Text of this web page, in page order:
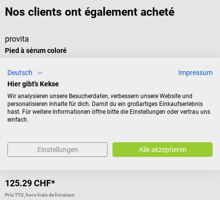
Nos clients ont également acheté
provita
Pied à sérum coloré
Tige à perfusion mobile et robuste
Couleur:Bleu outremer (RAL 5002)
125.29 CHF*
Prix TTC, hors frais de livraison
Deutsch
Impressum
Hier gibt's Kekse
Wir analysieren unsere Besucherdaten, verbessern unsere Website und
personalisieren Inhalte für dich. Damit du ein großartiges Einkaufserlebnis
hast. Für weitere Informationen öffne bitte die Einstellungen oder vertrau uns
einfach.
Einstellungen Alle akzeptieren